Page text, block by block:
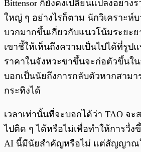
Bittensor ก็ยังคงเปลี่ยนแปลงอย่างร
ใหญ่ ๆ อย่างไรก็ตาม นักวิเคราะห์
บวกมากขึ้นเกี่ยวกับแนวโน้มระยะ
เขาชี้ให้เห็นถึงความเป็นไปได้ที่รูป
ราคาในจังหวะขาขึ้นจะก่อตัวขึ้นใ
บอกเป็นนัยถึงการกลับตัวหากสาม
กระทิงได้
เวลาเท่านั้นที่จะบอกได้ว่า TAO จะ
ไปติด ๆ ได้หรือไม่เพื่อทำให้การวื่ง
AI นี้มีนัยสำคัญหรือไม่ แต่สัญญาณ